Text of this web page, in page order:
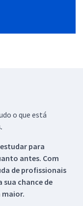
o que está
estudar para
antes. Com
de profissionais
sua chance de
maior.